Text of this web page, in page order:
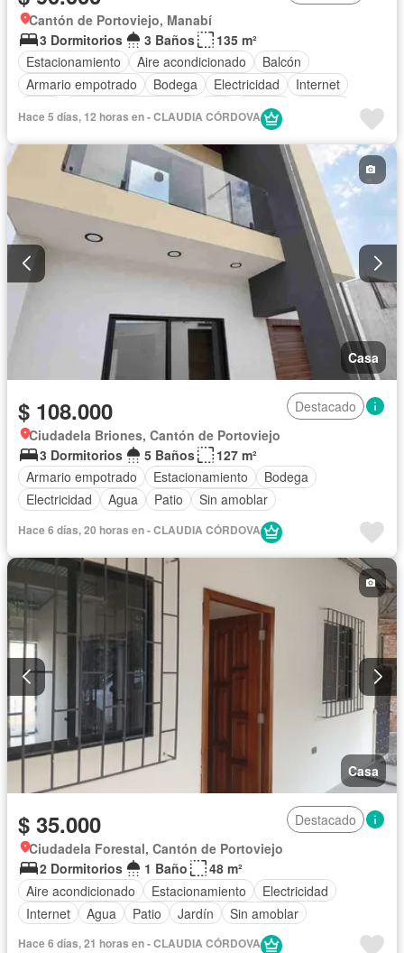
Cantón de Portoviejo, Manabí
3 Dormitorios
3 Baños
135 m²
Estacionamiento
Aire acondicionado
Balcón
Armario empotrado
Bodega Electricidad
Internet
Wifi Alarma
Hace 5 días, 12 horas en - CLAUDIA CÓRDOVA
Casa
$ 108.000
Destacado
Ciudadela Briones, Cantón de Portoviejo
3 Dormitorios
5 Baños
127 m²
Armario empotrado
Estacionamiento
Bodega
Electricidad
Agua Patio Sin amoblar
Hace 6 días, 20 horas en - CLAUDIA CÓRDOVA
Casa
$ 35.000
Destacado
Ciudadela Forestal, Cantón de Portoviejo
2 Dormitorios
1 Baño
48 m²
Aire acondicionado
Estacionamiento
Electricidad
Internet
Agua Patio Jardín Sin amoblar
Hace 6 días, 21 horas en - CLAUDIA CÓRDOVA